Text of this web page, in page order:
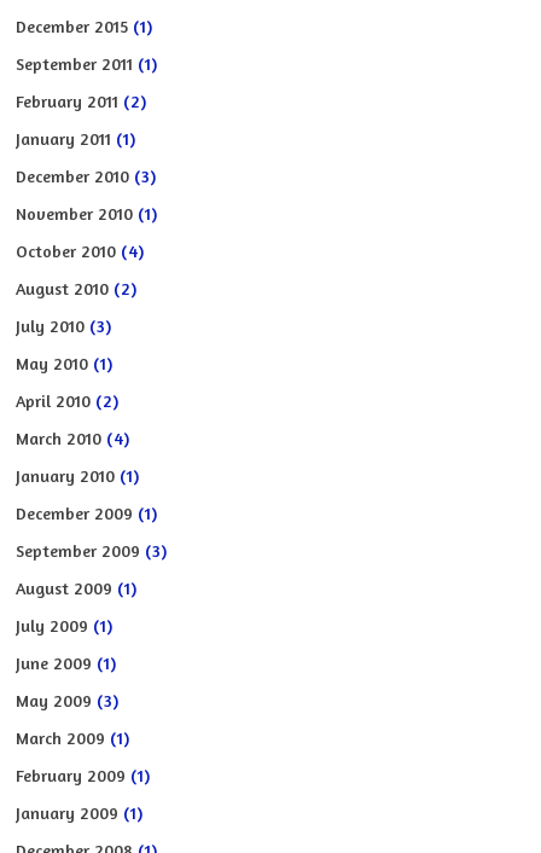
December 2015 (1)
September 2011 (1)
February 2011 (2)
January 2011 (1)
December 2010 (3)
November 2010 (1)
October 2010 (4)
August 2010 (2)
July 2010 (3)
May 2010 (1)
April 2010 (2)
March 2010 (4)
January 2010 (1)
December 2009 (1)
September 2009 (3)
August 2009 (1)
July 2009 (1)
June 2009 (1)
May 2009 (3)
March 2009 (1)
February 2009 (1)
January 2009 (1)